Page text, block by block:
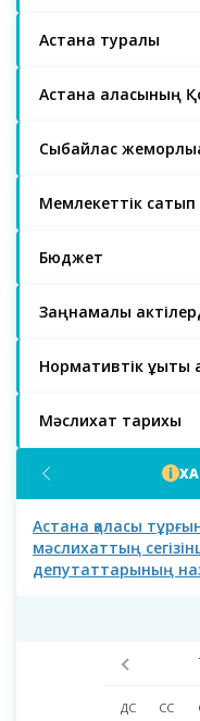
Астана туралы
Астана қаласының
Сыбайлас
Мемлекеттік сатып
Бюджет
Заңнамалық
Нормативтік құқықтық
Мәслихат тарихы
Астана қаласы
мәслихаттың
депутаттарының
ДС СС